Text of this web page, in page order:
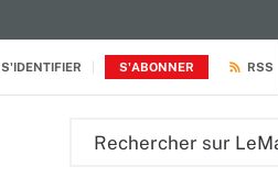
S'IDENTIFIER S'ABONNER RSS